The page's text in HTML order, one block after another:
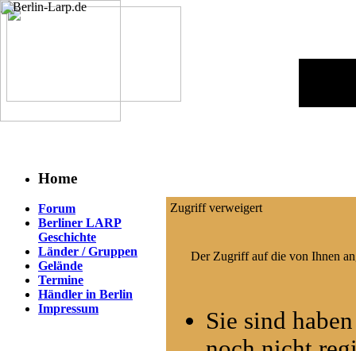
Home
Forum
Berliner LARP
Geschichte
Länder / Gruppen
Gelände
Termine
Händler in Berlin
Impressum
Zugriff verweigert
Der Zugriff auf die von Ihnen
Sie sind